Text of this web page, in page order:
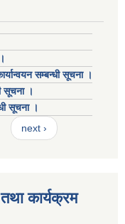
सम्बन्धी सूचना ।
सूचना ।
सूचना ।
next ›
कार्यक्रम